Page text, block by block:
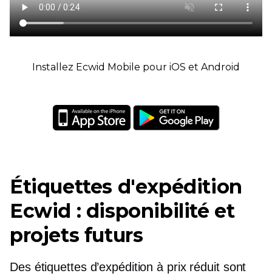
Installez Ecwid Mobile pour iOS et Android
Étiquettes d'expédition
Ecwid : disponibilité et
projets futurs
Des étiquettes d’expédition à prix réduit sont